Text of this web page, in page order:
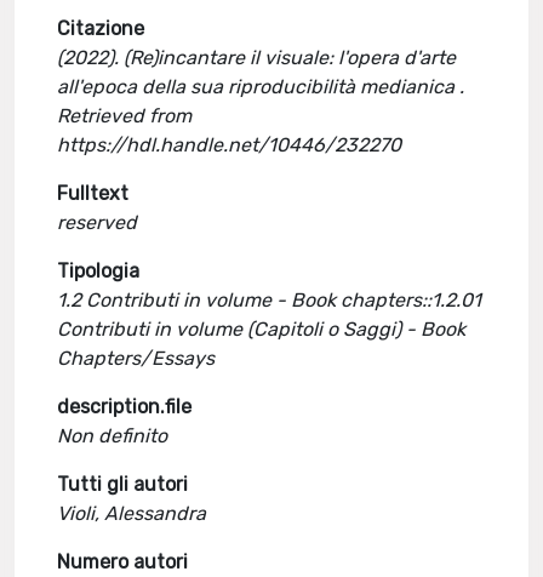
Citazione
(2022). (Re)incantare il visuale: l'opera d'arte
all'epoca della sua riproducibilità medianica .
Retrieved from
https://hdl.handle.net/10446/232270
Fulltext
reserved
Tipologia
1.2 Contributi in volume - Book chapters::1.2.01
Contributi in volume (Capitoli o Saggi) - Book
Chapters/Essays
description.file
Non definito
Tutti gli autori
Violi, Alessandra
Numero autori